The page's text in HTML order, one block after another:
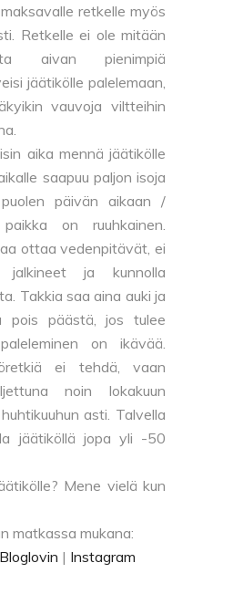
retkelle myös
Retkelle ei ole mitään
aivan pienimpiä
jäätikölle palelemaan,
vauvoja viltteihin
aika mennä jäätikölle
saapuu paljon isoja
puolen päivän aikaan /
on ruuhkainen.
ottaa vedenpitävät, ei
jalkineet ja kunnolla
Takkia saa aina auki ja
pois päästä, jos tulee
on ikävää.
ei tehdä, vaan
noin lokakuun
asti. Talvella
jäätiköllä jopa yli -50
Mene vielä kun
matkassa mukana:
Bloglovin | Instagram